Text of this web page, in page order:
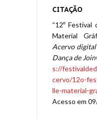
CITAÇÃO
“12º
Material
Acervo
Dança de
s://
cervo/12o-
lle-material-
Acesso em